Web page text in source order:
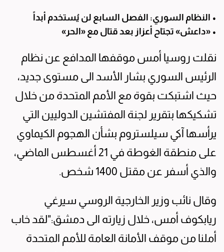
• النظام السوري: الفصل السابع لن يُستخدم أبداً
• «داعش» تجتاح أعزاز بعد قتال مع «الحر»
نقلت روسيا أمس موقفها المدافع عن نظام
الرئيس السوري بشار الأسد الى مستوى جديد،
حيث اشتبكت بقوة مع الأمم المتحدة من خلال
تشكيكها بتقرير لجنة المفتشين الدوليين التي
يرأسها آكي سيلستروم بشأن الهجوم الكيماوي
على منطقة الغوطة في 21 أغسطس الماضي،
والذي أسفر عن مقتل 1400 شخص.
وقال نائب وزير الخارجية الروسي سيرغي
ريابكوف أمس، خلال زيارته الى دمشق:"لقد خاب
أملنا من موقف الأمانة العامة للأمم المتحدة